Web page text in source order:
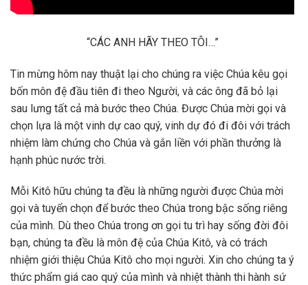
“CÁC ANH HÃY THEO TÔI…”
Tin mừng hôm nay thuật lại cho chúng ra việc Chúa kêu gọi
bốn môn đệ đầu tiên đi theo Người, và các ông đã bỏ lại
sau lưng tất cả mà bước theo Chúa. Được Chúa mời gọi và
chọn lựa là một vinh dự cao quý, vinh dự đó đi đôi với trách
nhiệm làm chứng cho Chúa và gắn liền với phần thưởng là
hạnh phúc nước trời.
Mỗi Kitô hữu chúng ta đều là những người được Chúa mời
gọi và tuyển chọn để bước theo Chúa trong bậc sống riêng
của mình. Dù theo Chúa trong ơn gọi tu trì hay sống đời đôi
bạn, chúng ta đều là môn đệ của Chúa Kitô, và có trách
nhiệm giới thiệu Chúa Kitô cho mọi người. Xin cho chúng ta ý
thức phẩm giá cao quý của mình và nhiệt thành thi hành sứ